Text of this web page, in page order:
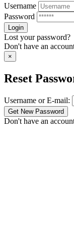
Username
Password
Lost your password?
Don't have an
×
Reset
Username or E-mail:
Don't have an